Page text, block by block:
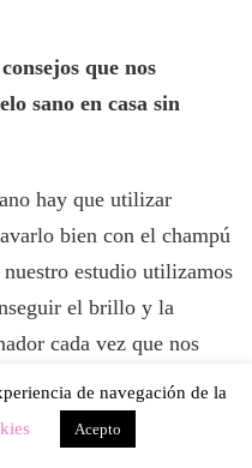
que nos
sano en casa sin
hay que utilizar
bien con el champú
estudio utilizamos
el brillo y la
cada vez que nos
(en la linea de
) para hidratar a fondo,
de navegación de la
Acepto